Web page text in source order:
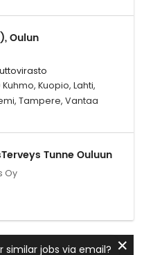
Oulun
Kuopio, Lahti,
Tampere, Vantaa
Tunne Ouluun
Oy
jobs via email? ✕